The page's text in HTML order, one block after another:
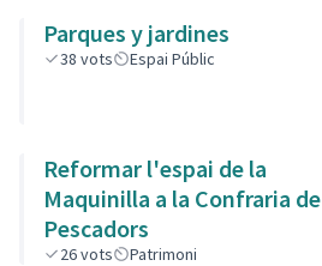
Parques y jardines
38 vots Espai Públic
Reformar l'espai de la
Maquinilla a la Confraria de
Pescadors
26vots Patrimoni